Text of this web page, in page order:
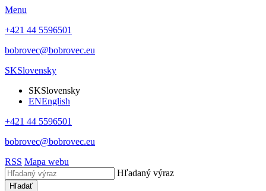
Menu
+421 44 5596501
bobrovec@bobrovec.eu
SKSlovensky
SKSlovensky
ENEnglish
+421 44 5596501
bobrovec@bobrovec.eu
RSS Mapa webu
Hľadaný výraz
Hľadať